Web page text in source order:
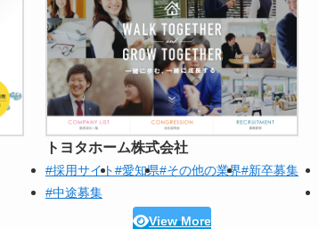
トヨタホーム株式会社
#採用サイト#愛知県#その他の業界#新卒募集
#中途募集
View More